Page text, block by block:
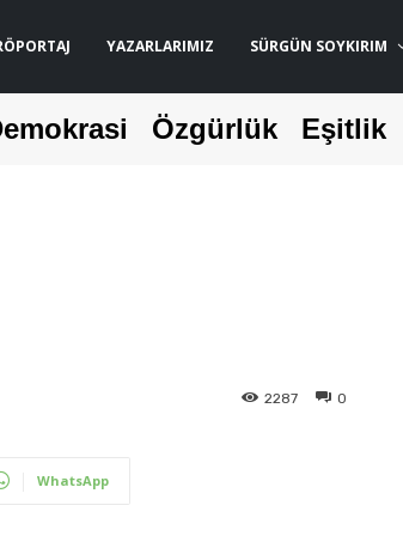
YAZARLARIMIZ SÜRGÜN SOYKIRIM
Özgürlük Eşitlik
0
2287
WhatsApp